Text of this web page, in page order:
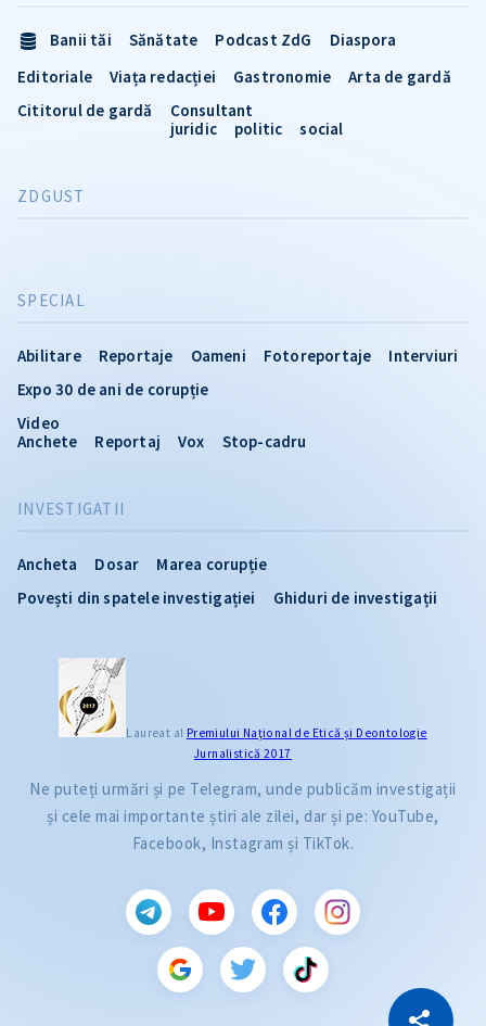
INVESTIGATII
Ancheta Dosar
Marea corupție
Povești din spatele investigației
Ghiduri de investigații
SPECIAL
Abilitare Reportaje Oameni Fotoreportaje
Interviuri
Expo 30 de ani de corupție
Video
Anchete
Reportaj Vox Stop-cadru
Banii tăi Sănătate Podcast ZdG
Diaspora
Editoriale
Viața redacției Gastronomie
Arta de gardă
Cititorul de gardă
Consultant
juridic
politic social
ZDGUST
Laureat al Premiului Naţional de Etică și Deontologie
Jurnalistică 2017
Ne puteți urmări și pe Telegram, unde publicăm investigații
și cele mai importante știri ale zilei, dar și pe: YouTube,
Facebook, Instagram și TikTok.